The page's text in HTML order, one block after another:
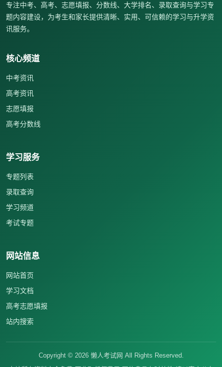
专注中考、高考、志愿填报、分数线、大学排名、录取查询与学习专
题内容建设，为考生和家长提供清晰、实用、可信赖的学习与升学资
讯服务。
核心频道
中考资讯
高考资讯
志愿填报
高考分数线
学习服务
专题列表
录取查询
学习频道
考试专题
网站信息
网站首页
学习文档
高考志愿填报
站内搜索
Copyright © 2026懒人考试网 All Rights Reserved.